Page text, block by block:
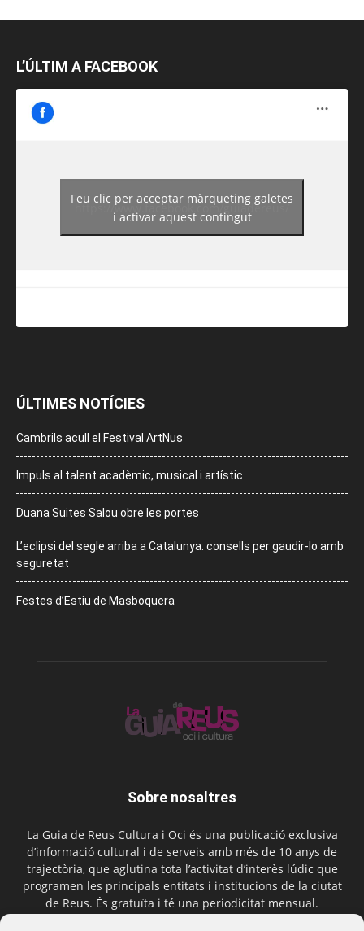
L’ÚLTIM A FACEBOOK
https://www.facebook.com/guiadereus/
Feu clic per acceptar màrqueting galetes
i activar aquest contingut
ÚLTIMES NOTÍCIES
Cambrils acull el Festival ArtNus
Impuls al talent acadèmic, musical i artístic
Duana Suites Salou obre les portes
L’eclipsi del segle arriba a Catalunya: consells per gaudir-lo amb
seguretat
Festes d’Estiu de Masboquera
Sobre nosaltres
La Guia de Reus Cultura i Oci és una publicació exclusiva
d’informació cultural i de serveis amb més de 10 anys de
trajectòria, que aglutina tota l’activitat d’interès lúdic que
programen les principals entitats i institucions de la ciutat
de Reus. És gratuïta i té una periodicitat mensual.